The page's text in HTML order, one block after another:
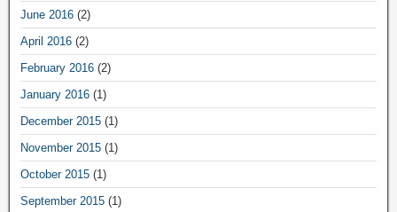
June 2016 (2)
April 2016 (2)
February 2016 (2)
January 2016 (1)
December 2015 (1)
November 2015 (1)
October 2015 (1)
September 2015 (1)